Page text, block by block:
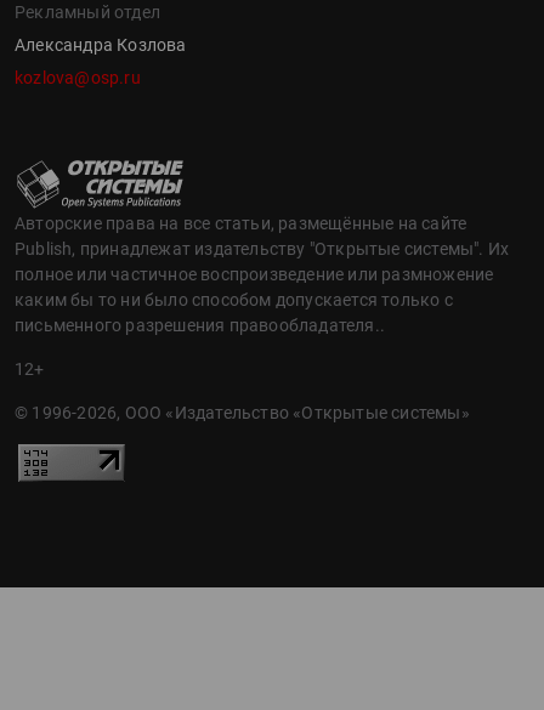
Рекламный отдел
Александра Козлова
kozlova@osp.ru
Авторские права на все статьи, размещённые на сайте
Publish, принадлежат издательству "Открытые системы". Их
полное или частичное воспроизведение или размножение
каким бы то ни было способом допускается только с
письменного разрешения правообладателя..
12+
© 1996-2026, ООО «Издательство «Открытые системы»